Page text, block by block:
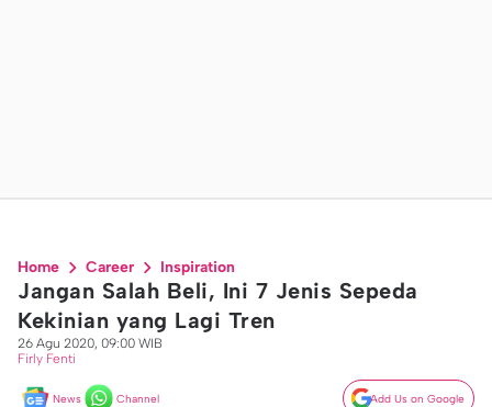
Home Career Inspiration
Jangan Salah Beli, Ini 7 Jenis Sepeda
Kekinian yang Lagi Tren
26 Agu 2020, 09:00 WIB
Firly Fenti
News Channel Add Us on Google